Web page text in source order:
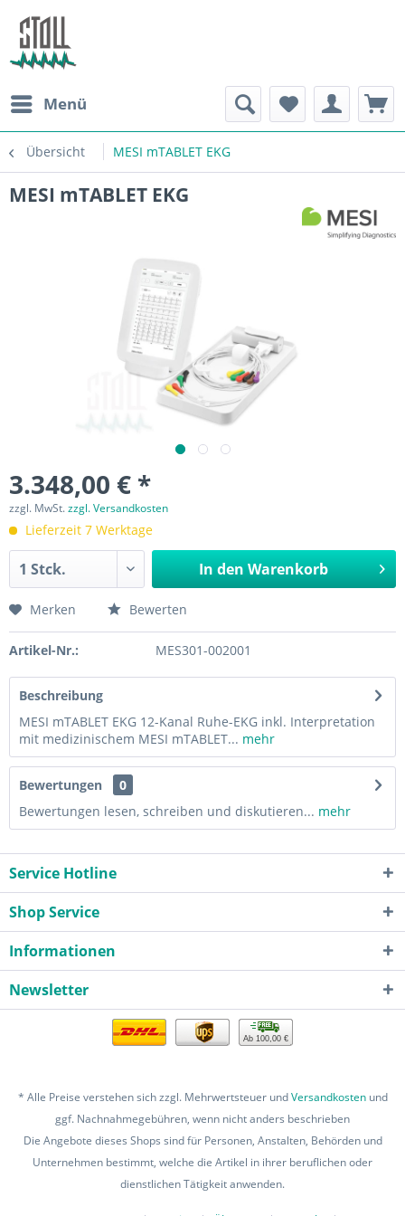
Menü
Übersicht MESI mTABLET EKG
MESI mTABLET EKG
3.348,00 € *
zzgl. MwSt.zzgl. Versandkosten
Lieferzeit 7 Werktage
In den Warenkorb
Merken Bewerten
Artikel-Nr.: MES301-002001
Beschreibung
MESI mTABLET EKG 12-Kanal Ruhe-EKG inkl. Interpretation
mit medizinischem MESI mTABLET... mehr
Bewertungen
0
Bewertungen lesen, schreiben und diskutieren... mehr
Service Hotline
Shop Service
Informationen
Newsletter
Ab 100,00 €
* Alle Preise verstehen sich zzgl. Mehrwertsteuer undVersandkostenund
ggf. Nachnahmegebühren, wenn nicht anders beschrieben
Die Angebote dieses Shops sind für Personen, Anstalten, Behörden und
Unternehmen bestimmt, welche die Artikel in ihrer beruflichen oder
dienstlichen Tätigkeit anwenden.